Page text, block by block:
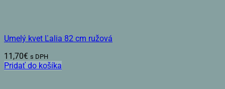
Umelý kvet Ľalia 82 cm ružová
11,70€ s DPH
Pridať do košíka